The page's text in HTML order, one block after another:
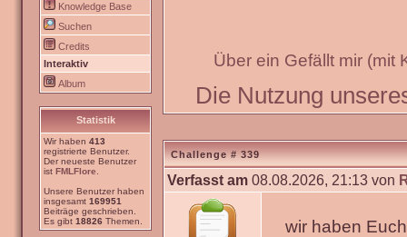
Knowledge Base
Suchen
Credits
Interaktiv
Album
Statistik
Wir haben 413
registrierte Benutzer.
Der neueste Benutzer
ist FMLFlore
Unsere Benutzer haben
insgesamt 169951
Beiträge geschrieben.
Es gibt 18826 Themen.
Über ein Gefällt mir (mit
Die Nutzung
Challenge # 339
Verfasst am 08.08.2026, 21:13 von
wir haben